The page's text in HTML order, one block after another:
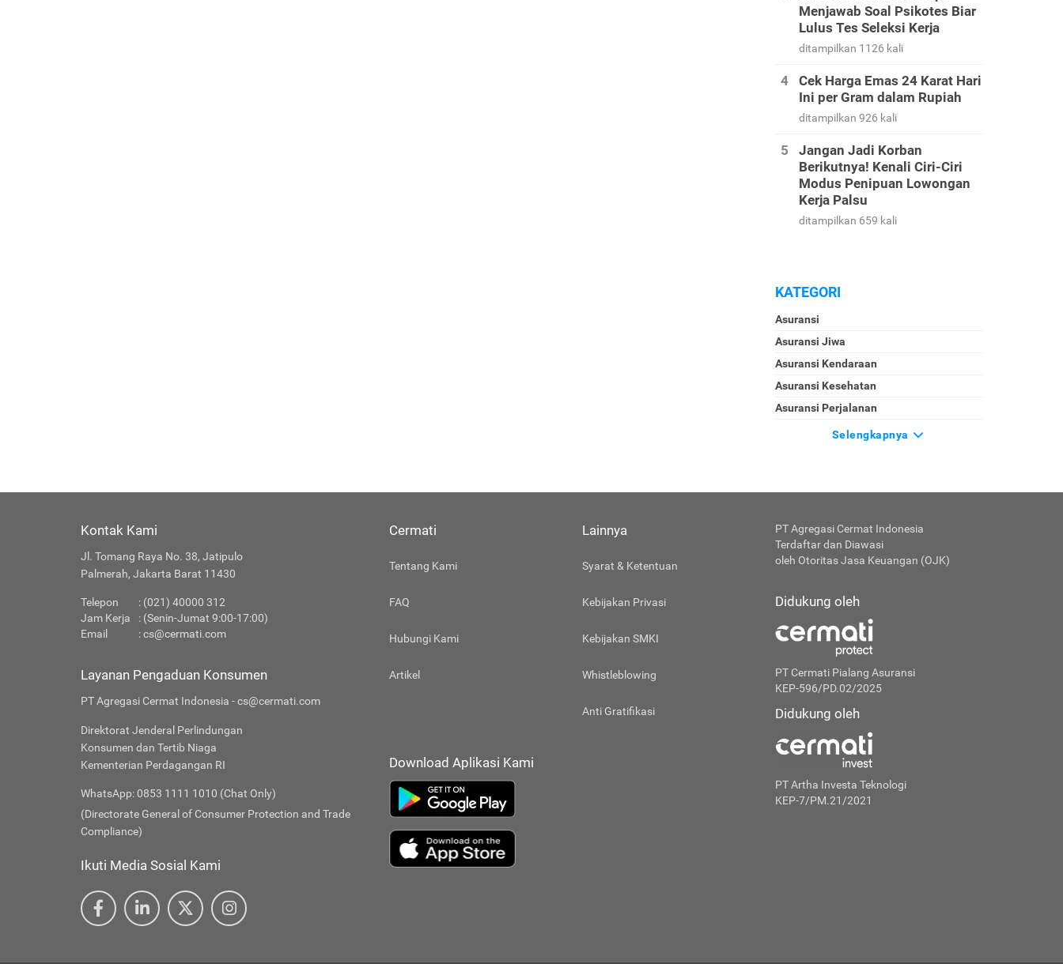
Menjawab Soal Psikotes Biar
Lulus Tes Seleksi Kerja
ditampilkan 1126 kali
Cek Harga Emas 24 Karat Hari
Ini per Gram dalam Rupiah
ditampilkan 926 kali
Jangan Jadi Korban
Berikutnya! Kenali Ciri-Ciri
Modus Penipuan Lowongan
Kerja Palsu
ditampilkan 659 kali
KATEGORI
Asuransi
Asuransi Jiwa
Asuransi Kendaraan
Asuransi Kesehatan
Asuransi Perjalanan
Selengkapnya
Kontak Kami
Jl. Tomang Raya No. 38, Jatipulo
Palmerah, Jakarta Barat 11430
Telepon
: (021) 40000 312
Jam Kerja
: (Senin-Jumat 9:00-17:00)
Email
:cs@cermati.com
Layanan Pengaduan Konsumen
PT Agregasi Cermat Indonesia - cs@cermati.com
Direktorat Jenderal Perlindungan
Konsumen dan Tertib Niaga
Kementerian Perdagangan RI
WhatsApp: 0853 1111 1010 (Chat Only)
(Directorate General of Consumer Protection and Trade
Compliance)
Ikuti Media Sosial Kami
Cermati
Tentang Kami
FAQ
Hubungi Kami
Artikel
Lainnya
Syarat & Ketentuan
Kebijakan Privasi
Kebijakan SMKI
Whistleblowing
Anti Gratifikasi
Download Aplikasi Kami
PT Agregasi Cermat Indonesia
Terdaftar dan Diawasi
oleh Otoritas Jasa Keuangan (OJK)
Didukung oleh
PT Cermati Pialang Asuransi
KEP-596/PD.02/2025
Didukung oleh
PT Artha Investa Teknologi
KEP-7/PM.21/2021